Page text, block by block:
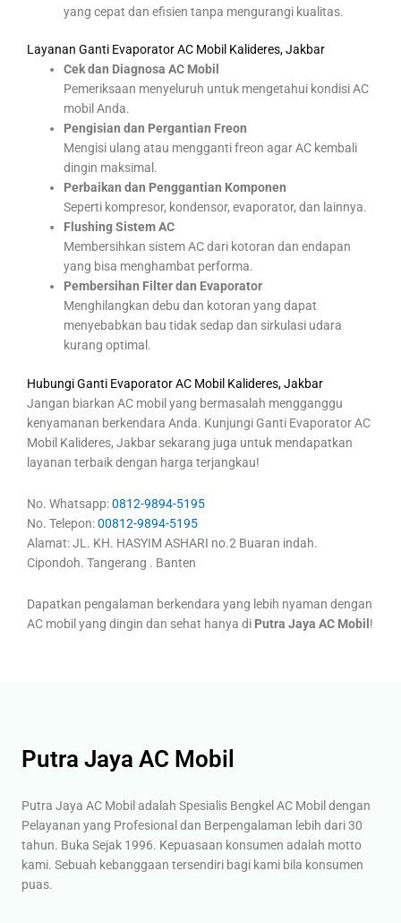
yang cepat dan efisien tanpa mengurangi kualitas.
Layanan Ganti Evaporator AC Mobil Kalideres, Jakbar
Cek dan Diagnosa AC Mobil
Pemeriksaan menyeluruh untuk mengetahui kondisi AC
mobil Anda.
Pengisian dan Pergantian Freon
Mengisi ulang atau mengganti freon agar AC kembali
dingin maksimal.
Perbaikan dan Penggantian Komponen
Seperti kompresor, kondensor, evaporator, dan lainnya.
Flushing Sistem AC
Membersihkan sistem AC dari kotoran dan endapan
yang bisa menghambat performa.
Pembersihan Filter dan Evaporator
Menghilangkan debu dan kotoran yang dapat
menyebabkan bau tidak sedap dan sirkulasi udara
kurang optimal.
Hubungi Ganti Evaporator AC Mobil Kalideres, Jakbar
Jangan biarkan AC mobil yang bermasalah mengganggu
kenyamanan berkendara Anda. Kunjungi Ganti Evaporator AC
Mobil Kalideres, Jakbar sekarang juga untuk mendapatkan
layanan terbaik dengan harga terjangkau!
No. Whatsapp:0812-9894-5195
No. Telepon:00812-9894-5195
Alamat: JL. KH. HASYIM ASHARI no.2 Buaran indah.
Cipondoh. Tangerang . Banten
Dapatkan pengalaman berkendara yang lebih nyaman dengan
AC mobil yang dingin dan sehat hanya di Putra Jaya AC Mobil !
Putra Jaya AC Mobil
Putra Jaya AC Mobil adalah Spesialis Bengkel AC Mobil dengan
Pelayanan yang Profesional dan Berpengalaman lebih dari 30
tahun. Buka Sejak 1996. Kepuasaan konsumen adalah motto
kami. Sebuah kebanggaan tersendiri bagi kami bila konsumen
puas.